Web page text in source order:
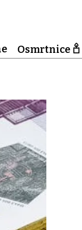
Osmrtnice